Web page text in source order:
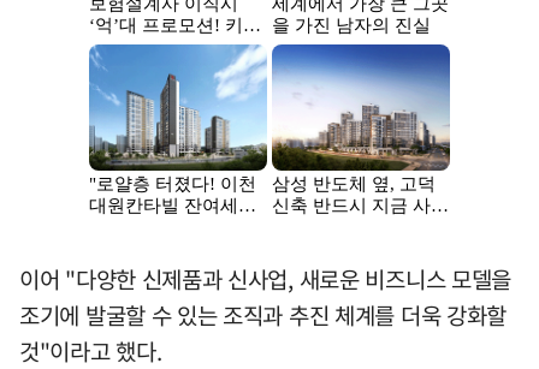
이어 "다양한 신제품과 신사업, 새로운 비즈니스 모델을
조기에 발굴할 수 있는 조직과 추진 체계를 더욱 강화할
것"이라고 했다.